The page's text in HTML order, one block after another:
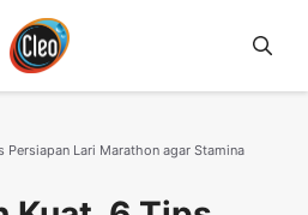
Persiapan Lari Marathon agar Stamina